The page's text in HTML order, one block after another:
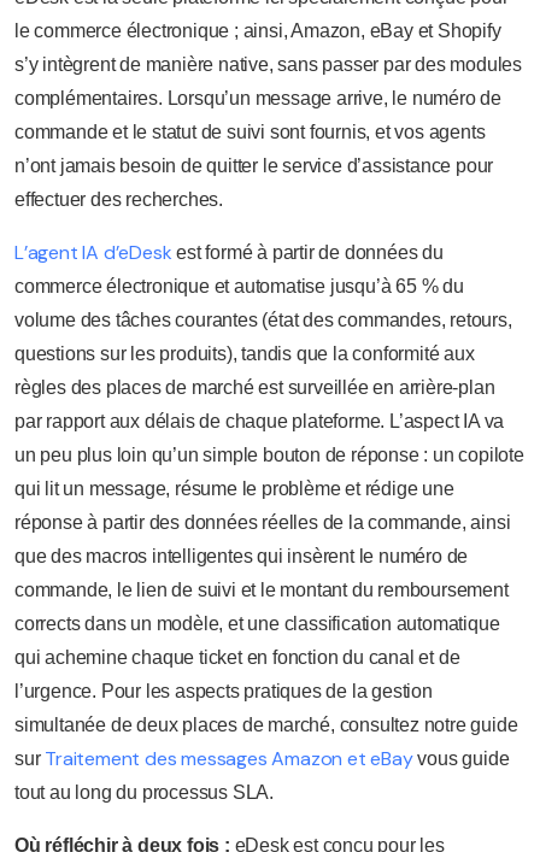
le commerce électronique ; ainsi, Amazon, eBay et Shopify
s’y intègrent de manière native, sans passer par des modules
complémentaires. Lorsqu’un message arrive, le numéro de
commande et le statut de suivi sont fournis, et vos agents
n’ont jamais besoin de quitter le service d’assistance pour
effectuer des recherches.
L’agent IA d’eDesk est formé à partir de données du
commerce électronique et automatise jusqu’à 65 % du
volume des tâches courantes (état des commandes, retours,
questions sur les produits), tandis que la conformité aux
règles des places de marché est surveillée en arrière-plan
par rapport aux délais de chaque plateforme. L’aspect IA va
un peu plus loin qu’un simple bouton de réponse : un copilote
qui lit un message, résume le problème et rédige une
réponse à partir des données réelles de la commande, ainsi
que des macros intelligentes qui insèrent le numéro de
commande, le lien de suivi et le montant du remboursement
corrects dans un modèle, et une classification automatique
qui achemine chaque ticket en fonction du canal et de
l’urgence. Pour les aspects pratiques de la gestion
simultanée de deux places de marché, consultez notre guide
sur Traitement des messages Amazon et eBayvous guide
tout au long du processus SLA.
Où réfléchir à deux fois : eDesk est conçu pour les